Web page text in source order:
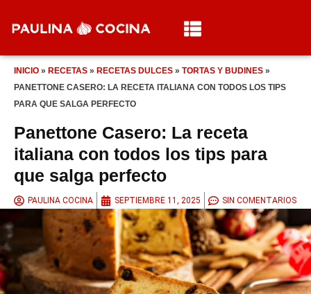
INICIO » RECETAS » RECETAS DULCES » TORTAS Y BUDINES »
PANETTONE CASERO: LA RECETA ITALIANA CON TODOS LOS TIPS
PARA QUE SALGA PERFECTO
Panettone Casero: La receta
italiana con todos los tips para
que salga perfecto
PAULINA COCINA SEPTIEMBRE 11, 2025 SIN COMENTARIOS